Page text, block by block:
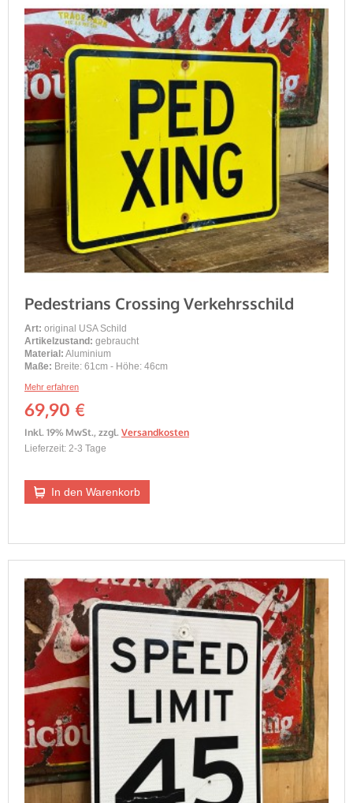
Pedestrians Crossing Verkehrsschild
Art: original USA Schild
Artikelzustand: gebraucht
Material: Aluminium
Maße: Breite: 61cm - Höhe: 46cm
Mehr erfahren
69,90 €
Inkl. 19% MwSt., zzgl. Versandkosten
Lieferzeit: 2-3 Tage
In den Warenkorb